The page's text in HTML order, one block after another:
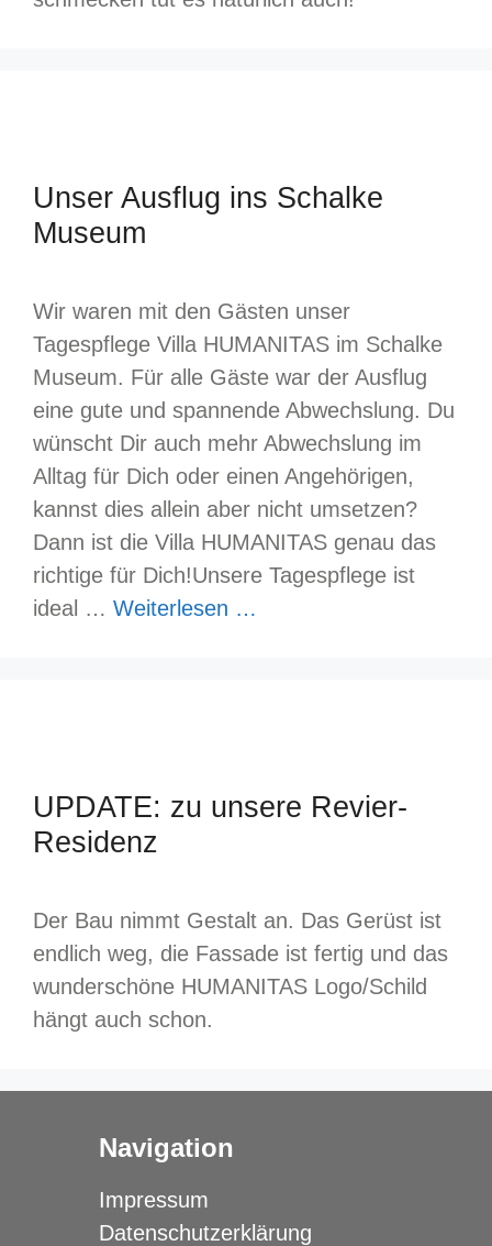
Unser Ausflug ins Schalke
Museum
Wir waren mit den Gästen unser
Tagespflege Villa HUMANITAS im Schalke
Museum. Für alle Gäste war der Ausflug
eine gute und spannende Abwechslung. Du
wünscht Dir auch mehr Abwechslung im
Alltag für Dich oder einen Angehörigen,
kannst dies allein aber nicht umsetzen?
Dann ist die Villa HUMANITAS genau das
richtige für Dich!Unsere Tagespflege ist
ideal … Weiterlesen …
UPDATE: zu unsere Revier-
Residenz
Der Bau nimmt Gestalt an. Das Gerüst ist
endlich weg, die Fassade ist fertig und das
wunderschöne HUMANITAS Logo/Schild
hängt auch schon.
Navigation
Impressum
Datenschutzerklärung